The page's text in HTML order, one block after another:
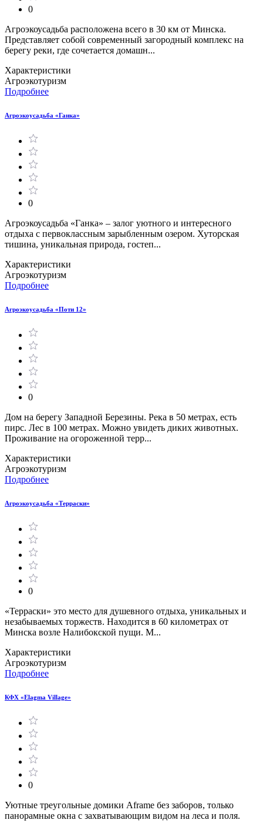
0
Агроэкоусадьба расположена всего в 30 км от Минска.
Представляет собой современный загородный комплекс на
берегу реки, где сочетается домашн...
Характеристики
Агроэкотуризм
Подробнее
Агроэкоусадьба «Ганка»
0
Агроэкоусадьба «Ганка» – залог уютного и интересного
отдыха с первоклассным зарыбленным озером. Хуторская
тишина, уникальная природа, гостеп...
Характеристики
Агроэкотуризм
Подробнее
Агроэкоусадьба «Поти 12»
0
Дом на берегу Западной Березины. Река в 50 метрах, есть
пирс. Лес в 100 метрах. Можно увидеть диких животных.
Проживание на огороженной терр...
Характеристики
Агроэкотуризм
Подробнее
Агроэкоусадьба «Терраски»
0
«Терраски» это место для душевного отдыха, уникальных и
незабываемых торжеств. Находится в 60 километрах от
Минска возле Налибокской пущи. М...
Характеристики
Агроэкотуризм
Подробнее
КФХ «Elagma Village»
0
Уютные треугольные домики Aframe без заборов, только
панорамные окна с захватывающим видом на леса и поля.